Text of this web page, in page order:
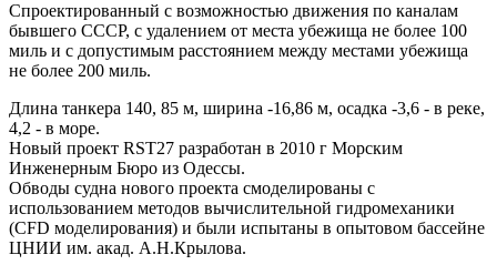
Спроектированный с возможностью движения по каналам
бывшего СССР, с удалением от места убежища не более 100
миль и с допустимым расстоянием между местами убежища
не более 200 миль.
Длина танкера 140, 85 м, ширина -16,86 м, осадка -3,6 - в реке,
4,2 - в море.
Новый проект RST27 разработан в 2010 г Морским
Инженерным Бюро из Одессы.
Обводы судна нового проекта смоделированы с
использованием методов вычислительной гидромеханики
(CFD моделирования) и были испытаны в опытовом бассейне
ЦНИИ им. акад. А.Н.Крылова.